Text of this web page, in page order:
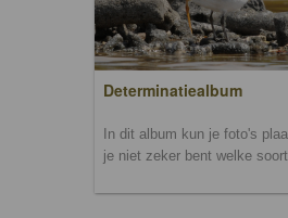
Determinatiealbum
In dit album kun je foto's
je niet zeker bent welke